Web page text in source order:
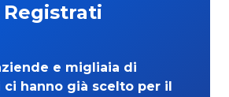
Registrati
e migliaia di
hanno già scelto per il